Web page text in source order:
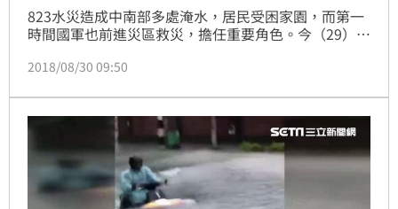
823水災造成中南部多處淹水，居民受困家園，而第一
時間國軍也前進災區救災，擔任重要角色。今（29）日
著這次辛苦的國軍弟兄，無論晝夜，不畏困阨，只為幫
淚。
2018/08/30 09:50